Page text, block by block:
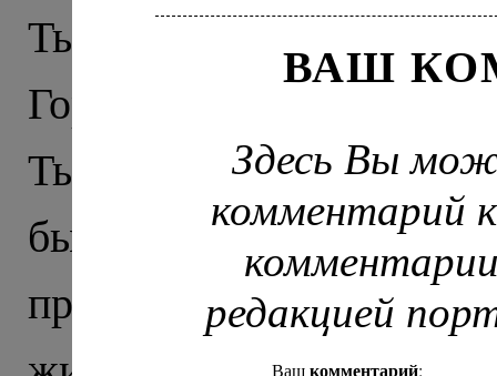
Тырныауза встречает
Город строили в
Тырныаузе храм
бывшей
прослужил всю свою
ВАШ
Здесь Вы
комментарий
редакцией
Вашкомментарий: